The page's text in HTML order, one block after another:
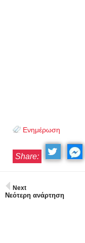
Ενημέρωση
Share:
Next
Νεότερη ανάρτηση